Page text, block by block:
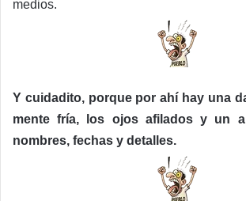
medios.
Y cuidadito, porque por ahí hay una
mente fría, los ojos afilados y un
nombres, fechas y detalles.